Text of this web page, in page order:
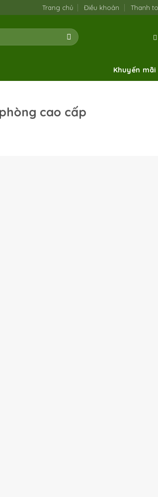
Trang chủ Điều khoản Thanh
Khuyến mãi
cao cấp